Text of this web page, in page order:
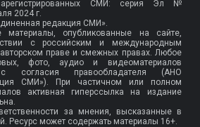
СМИ: серия Эл №
2024 г.
редакция СМИ».
опубликованные на сайте,
с российским и международным
праве и смежных правах. Любое
фото, аудио и видеоматериалов
согласия правообладателя (АНО
СМИ»). При частичном или полном
активная гиперссылка на издание
за мнения, высказанные в
Ресурс может содержать материалы 16+.